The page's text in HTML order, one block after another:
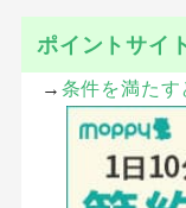
ポイントサイ
→ 条件を満た